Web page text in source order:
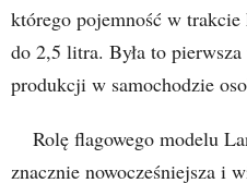
którego pojemność w
do 2,5 litra. Była to
produkcji w samochodzie
Rolę flagowego modelu
znacznie nowocześniejsza i